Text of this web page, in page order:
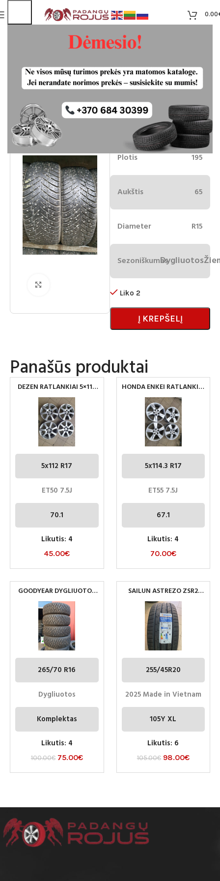
0.00
Nokian Hakkapellitta10 195/65R15
dygliuotos padangos
40.00€ Liko 2
Plotis 195
Aukštis 65
Diameter R15
SezoniškumasDygliuotos
Liko 2
Į KREPŠELĮ
Panašūs produktai
DEZEN RATLANKIAI 5×112
R17
5x112 R17
ET50 7.5J
70.1
Likutis: 4
45.00€
HONDA ENKEI RATLANKIAI
5×114.3 R17
5x114.3 R17
ET55 7.5J
67.1
Likutis: 4
70.00€
GOODYEAR DYGLIUOTOS
265/70R16
265/70 R16
Dygliuotos
Komplektas
Likutis: 4
100.00€ 75.00€
SAILUN ASTREZO ZSR2
255/45R20 105Y XL
255/45R20
2025 Made in Vietnam
105Y XL
Likutis: 6
105.00€ 98.00€